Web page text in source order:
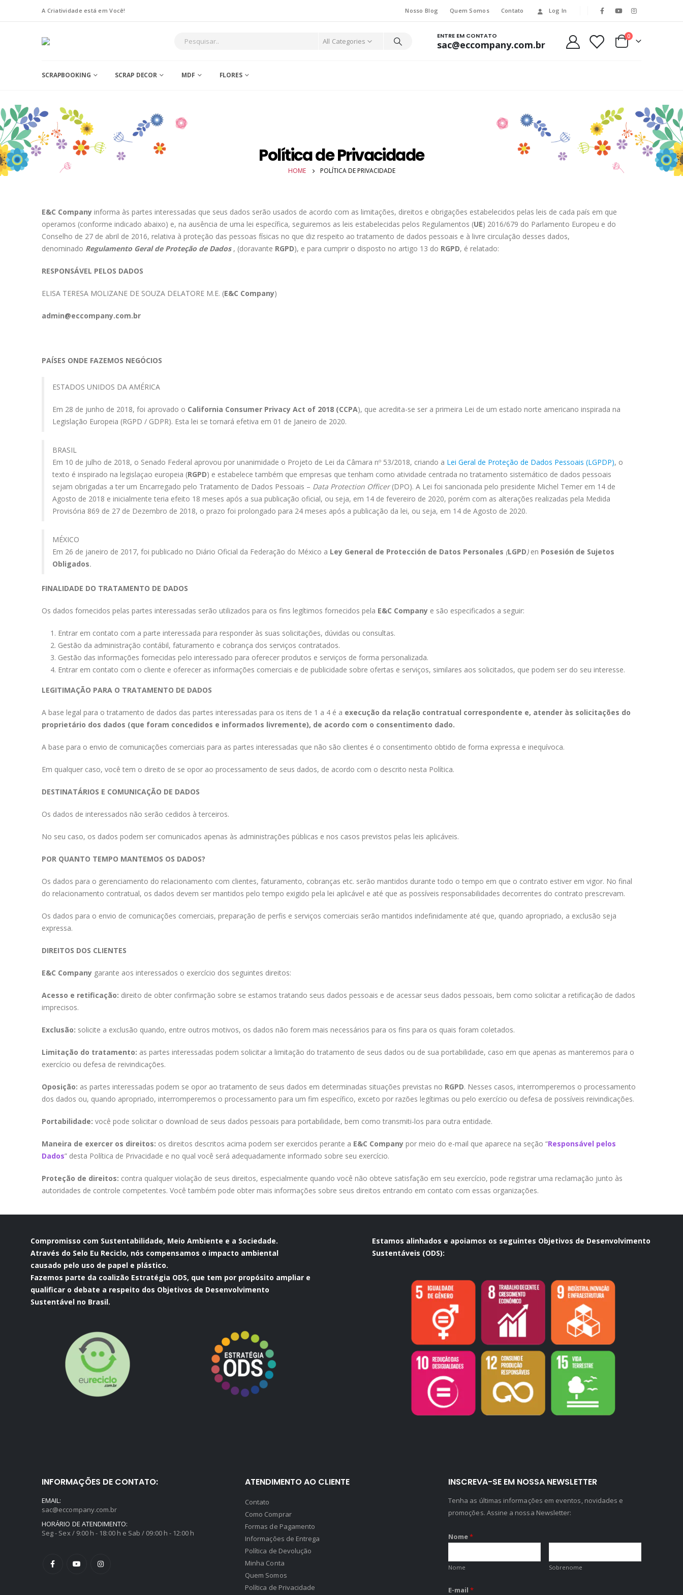
A Criatividade está em Você! Nosso Blog Quem Somos Contato Log In
All Categories
ENTRE EM CONTATO
sac@eccompany.com.br
0
SCRAPBOOKING SCRAP DECOR MDF FLORES
Política de Privacidade
HOME POLÍTICA DE PRIVACIDADE
E&C Company informa às partes interessadas que seus dados serão usados ​​de acordo com as limitações, direitos e obrigações estabelecidos pelas leis de cada país em que
operamos (conforme indicado abaixo) e, na ausência de uma lei específica, seguiremos as leis estabelecidas pelos Regulamentos (UE) 2016/679 do Parlamento Europeu e do
Conselho de 27 de abril de 2016, relativa à proteção das pessoas físicas no que diz respeito ao tratamento de dados pessoais e à livre circulação desses dados,
denominado Regulamento Geral de Proteção de Dados, (doravante RGPD), e para cumprir o disposto no artigo 13 do RGPD, é relatado:
RESPONSÁVEL PELOS DADOS
ELISA TERESA MOLIZANE DE SOUZA DELATORE M.E. (E&C Company)
admin@eccompany.com.br
PAÍSES ONDE FAZEMOS NEGÓCIOS
ESTADOS UNIDOS DA AMÉRICA
Em 28 de junho de 2018, foi aprovado o California Consumer Privacy Act of 2018 (CCPA), que acredita-se ser a primeira Lei de um estado norte americano inspirada na
Legislação Europeia (RGPD / GDPR). Esta lei se tornará efetiva em 01 de Janeiro de 2020.
BRASIL
Em 10 de julho de 2018, o Senado Federal aprovou por unanimidade o Projeto de Lei da Câmara nº 53/2018, criando a Lei Geral de Proteção de Dados Pessoais (LGPDP), o
texto é inspirado na legislaçao europeia (RGPD) e estabelece também que empresas que tenham como atividade centrada no tratamento sistemático de dados pessoais
sejam obrigadas a ter um Encarregado pelo Tratamento de Dados Pessoais – Data Protection Officer(DPO). A Lei foi sancionada pelo presidente Michel Temer em 14 de
Agosto de 2018 e inicialmente teria efeito 18 meses após a sua publicação oficial, ou seja, em 14 de fevereiro de 2020, porém com as alterações realizadas pela Medida
Provisória 869 de 27 de Dezembro de 2018, o prazo foi prolongado para 24 meses após a publicação da lei, ou seja, em 14 de Agosto de 2020.
MÉXICO
Em 26 de janeiro de 2017, foi publicado no Diário Oficial da Federação do México a Ley General de Protección de Datos Personales (LGPD)en Posesión de Sujetos
Obligados.
FINALIDADE DO TRATAMENTO DE DADOS
Os dados fornecidos pelas partes interessadas serão utilizados para os fins legítimos fornecidos pela E&C Company e são especificados a seguir:
Entrar em contato com a parte interessada para responder às suas solicitações, dúvidas ou consultas.
Gestão da administração contábil, faturamento e cobrança dos serviços contratados.
Gestão das informações fornecidas pelo interessado para oferecer produtos e serviços de forma personalizada.
Entrar em contato com o cliente e oferecer as informações comerciais e de publicidade sobre ofertas e serviços, similares aos solicitados, que podem ser do seu interesse.
LEGITIMAÇÃO PARA O TRATAMENTO DE DADOS
A base legal para o tratamento de dados das partes interessadas para os itens de 1 a 4 é a execução da relação contratual correspondente e, atender às solicitações do
proprietário dos dados (que foram concedidos e informados livremente), de acordo com o consentimento dado.
A base para o envio de comunicações comerciais para as partes interessadas que não são clientes é o consentimento obtido de forma expressa e inequívoca.
Em qualquer caso, você tem o direito de se opor ao processamento de seus dados, de acordo com o descrito nesta Política.
DESTINATÁRIOS E COMUNICAÇÃO DE DADOS
Os dados de interessados não serão cedidos à terceiros.
No seu caso, os dados podem ser comunicados apenas às administrações públicas e nos casos previstos pelas leis aplicáveis.
POR QUANTO TEMPO MANTEMOS OS DADOS?
Os dados para o gerenciamento do relacionamento com clientes, faturamento, cobranças etc. serão mantidos durante todo o tempo em que o contrato estiver em vigor. No final
do relacionamento contratual, os dados devem ser mantidos pelo tempo exigido pela lei aplicável e até que as possíveis responsabilidades decorrentes do contrato prescrevam.
Os dados para o envio de comunicações comerciais, preparação de perfis e serviços comerciais serão mantidos indefinidamente até que, quando apropriado, a exclusão seja
expressa.
DIREITOS DOS CLIENTES
E&C Company garante aos interessados o exercício dos seguintes direitos:
Acesso e retificação: direito de obter confirmação sobre se estamos tratando seus dados pessoais e de acessar seus dados pessoais, bem como solicitar a retificação de dados
imprecisos.
Exclusão: solicite a exclusão quando, entre outros motivos, os dados não forem mais necessários para os fins para os quais foram coletados.
Limitação do tratamento: as partes interessadas podem solicitar a limitação do tratamento de seus dados ou de sua portabilidade, caso em que apenas as manteremos para o
exercício ou defesa de reivindicações.
Oposição: as partes interessadas podem se opor ao tratamento de seus dados em determinadas situações previstas no RGPD. Nesses casos, interromperemos o processamento
dos dados ou, quando apropriado, interromperemos o processamento para um fim específico, exceto por razões legítimas ou pelo exercício ou defesa de possíveis reivindicações.
Portabilidade: você pode solicitar o download de seus dados pessoais para portabilidade, bem como transmiti-los para outra entidade.
Maneira de exercer os direitos: os direitos descritos acima podem ser exercidos perante a E&C Company por meio do e-mail que aparece na seção “Responsável pelos
Dados” desta Política de Privacidade e no qual você será adequadamente informado sobre seu exercício.
Proteção de direitos: contra qualquer violação de seus direitos, especialmente quando você não obteve satisfação em seu exercício, pode registrar uma reclamação junto às
autoridades de controle competentes. Você também pode obter mais informações sobre seus direitos entrando em contato com essas organizações.
Compromisso com Sustentabilidade, Meio Ambiente e a Sociedade.
Através do Selo Eu Reciclo, nós compensamos o impacto ambiental
causado pelo uso de papel e plástico.
Fazemos parte da coalizão Estratégia ODS, que tem por propósito ampliar e
qualificar o debate a respeito dos Objetivos de Desenvolvimento
Sustentável no Brasil.
Estamos alinhados e apoiamos os seguintes Objetivos de Desenvolvimento
Sustentáveis (ODS):
INFORMAÇÕES DE CONTATO:
EMAIL:
sac@eccompany.com.br
HORÁRIO DE ATENDIMENTO:
Seg - Sex / 9:00 h - 18:00 h e Sab / 09:00 h - 12:00 h
ATENDIMENTO AO CLIENTE
Contato
Como Comprar
Formas de Pagamento
Informações de Entrega
Política de Devolução
Minha Conta
Quem Somos
Política de Privacidade
INSCREVA-SE EM NOSSA NEWSLETTER
Tenha as últimas informações em eventos, novidades e
promoções. Assine a nossa Newsletter:
Nome*
Nome Sobrenome
E-mail*